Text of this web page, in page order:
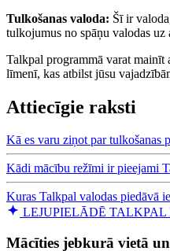
Tulkošanas valoda: Šī ir
tulkojumus no spāņu valodas uz
Talkpal programmā varat mainīt
līmenī, kas atbilst jūsu
Attiecīgie raksti
Kā es varu ziņot par tulkošanas
Kādi mācību režīmi ir pieejami
Kuras Talkpal valodas piedāvā
LEJUPIELĀDĒ
Mācīties jebkurā vietā